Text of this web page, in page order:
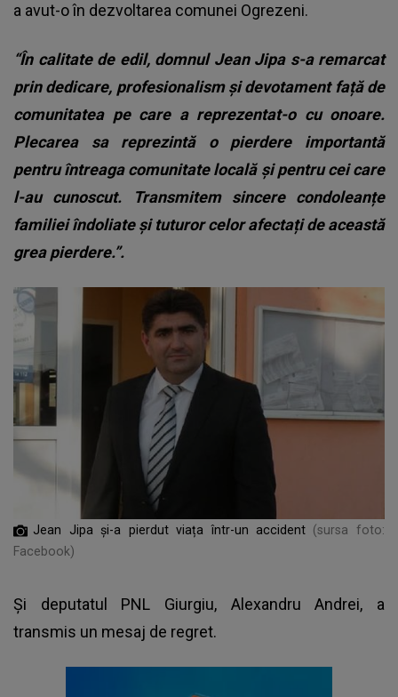
a avut-o în dezvoltarea comunei Ogrezeni.
“În calitate de edil, domnul Jean Jipa s-a remarcat
prin dedicare, profesionalism și devotament față de
comunitatea pe care a reprezentat-o cu onoare.
Plecarea sa reprezintă o pierdere importantă
pentru întreaga comunitate locală și pentru cei care
l-au cunoscut. Transmitem sincere condoleanțe
familiei îndoliate și tuturor celor afectați de această
grea pierdere.”.
Jean Jipa și-a pierdut viața într-un accident (sursa foto:
Facebook)
Și deputatul PNL Giurgiu, Alexandru Andrei, a
transmis un mesaj de regret.